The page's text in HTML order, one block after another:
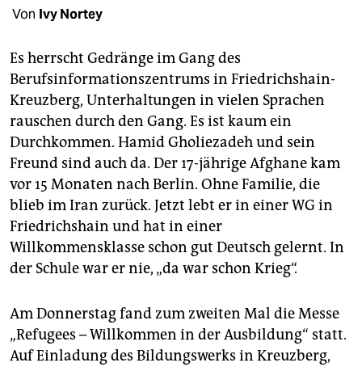
shop
unterstützen
abo
genossenschaft
epaper login
Von Ivy Nortey
Es herrscht Gedränge im Gang des
Berufsinformationszentrums in Friedrichshain-
Kreuzberg, Unterhaltungen in vielen Sprachen
rauschen durch den Gang. Es ist kaum ein
Durchkommen. Hamid Gholiezadeh und sein
Freund sind auch da. Der 17-jährige Afghane kam
vor 15 Monaten nach Berlin. Ohne Familie, die
blieb im Iran zurück. Jetzt lebt er in einer WG in
Friedrichshain und hat in einer
Willkommensklasse schon gut Deutsch gelernt. In
der Schule war er nie, „da war schon Krieg“.
Am Donnerstag fand zum zweiten Mal die Messe
„Refugees – Willkommen in der Ausbildung“ statt.
Auf Einladung des Bildungswerks in Kreuzberg,